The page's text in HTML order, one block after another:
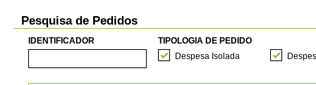
Pesquisa de Pedidos
IDENTIFICADOR
TIPOLOGIA DE PEDIDO
Despesa Isolada